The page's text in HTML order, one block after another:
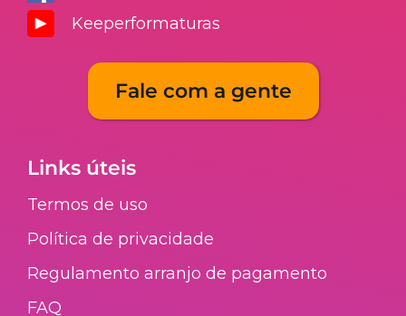
Keeperformaturas
Fale com a gente
Links úteis
Termos de uso
Política de privacidade
Regulamento arranjo de pagamento​
FAQ​